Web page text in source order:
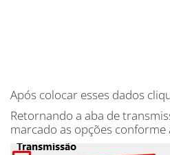
Após colocar esses dados
Retornando a aba de
marcado as opções conforme